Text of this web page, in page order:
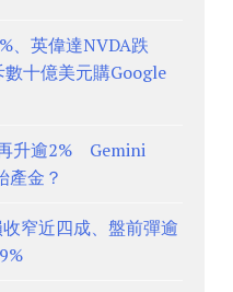
、英偉達NVDA跌
十億美元購Google
升逾2% Gemini
產金？
窄近四成、盤前彈逾